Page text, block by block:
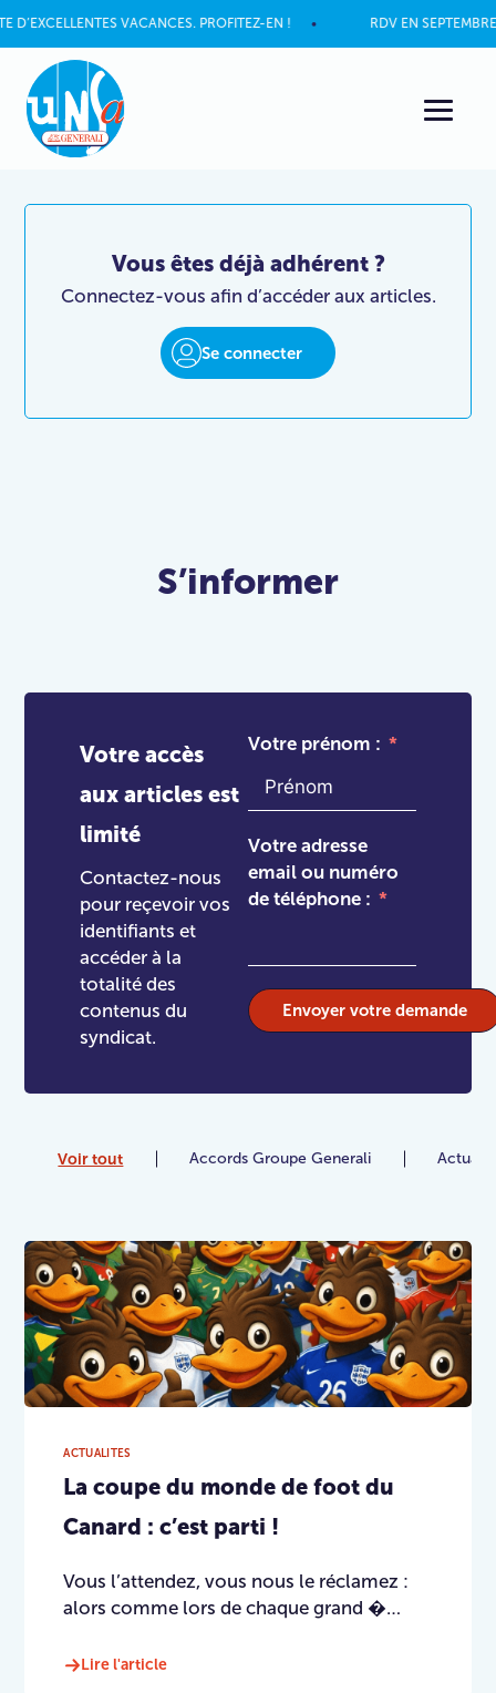
VACANCES. PROFITEZ-EN ! RDV EN SEPTEMBRE
Vous êtes déjà adhérent ?
Connectez-vous afin d’accéder aux articles.
Se connecter
S’informer
Votre accès
aux articles est
limité
Contactez-nous
pour reçevoir vos
identifiants et
accéder à la
totalité des
contenus du
syndicat.
Votre prénom :
Votre adresse
email ou numéro
de téléphone :
Envoyer votre demande
Voir tout Accords Groupe Generali
ACTUALITES
La coupe du monde de foot du
Canard : c’est parti !
Vous l’attendez, vous nous le réclamez :
alors comme lors de chaque grand �…
Lire l'article